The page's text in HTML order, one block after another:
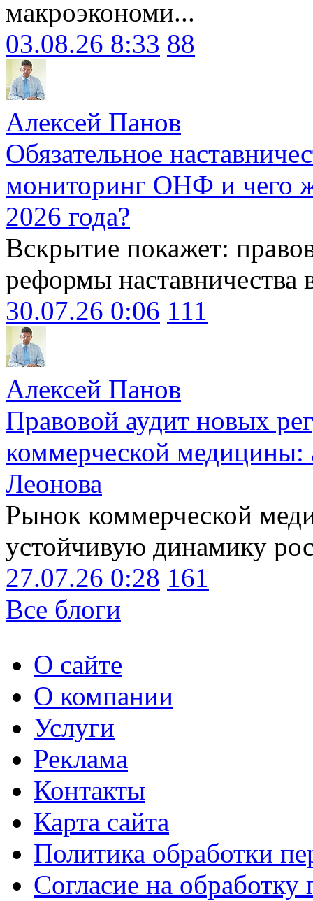
макроэкономи...
03.08.26 8:33 88
Алексей Панов
Обязательное
мониторинг ОНФ и чего
2026 года?
Вскрытие покажет:
реформы наставничества
30.07.26 0:06 111
Алексей Панов
Правовой аудит новых
коммерческой медицины:
Леонова
Рынок коммерческой
устойчивую динамику
27.07.26 0:28 161
Все блоги
О сайте
О компании
Услуги
Реклама
Контакты
Карта сайта
Политика обработки
Согласие на